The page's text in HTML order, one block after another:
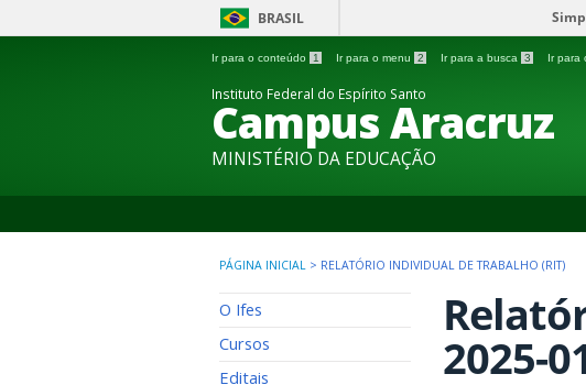
BRASIL
Ir para o conteúdo 1 Ir para o menu 2 Ir para a busca 3 Ir para
Instituto Federal do Espírito Santo
Campus Aracruz
MINISTÉRIO DA EDUCAÇÃO
PÁGINA INICIAL > RELATÓRIO INDIVIDUAL DE TRABALHO (RIT)
O Ifes
Cursos
Editais
2025-